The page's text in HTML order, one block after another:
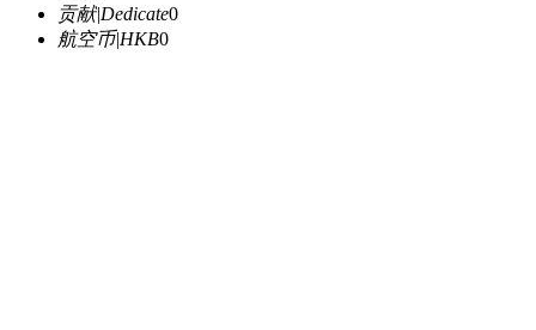
贡献|Dedicate0
航空币|HKB0